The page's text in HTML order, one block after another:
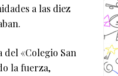
a las diez
del «Colegio San
la fuerza,